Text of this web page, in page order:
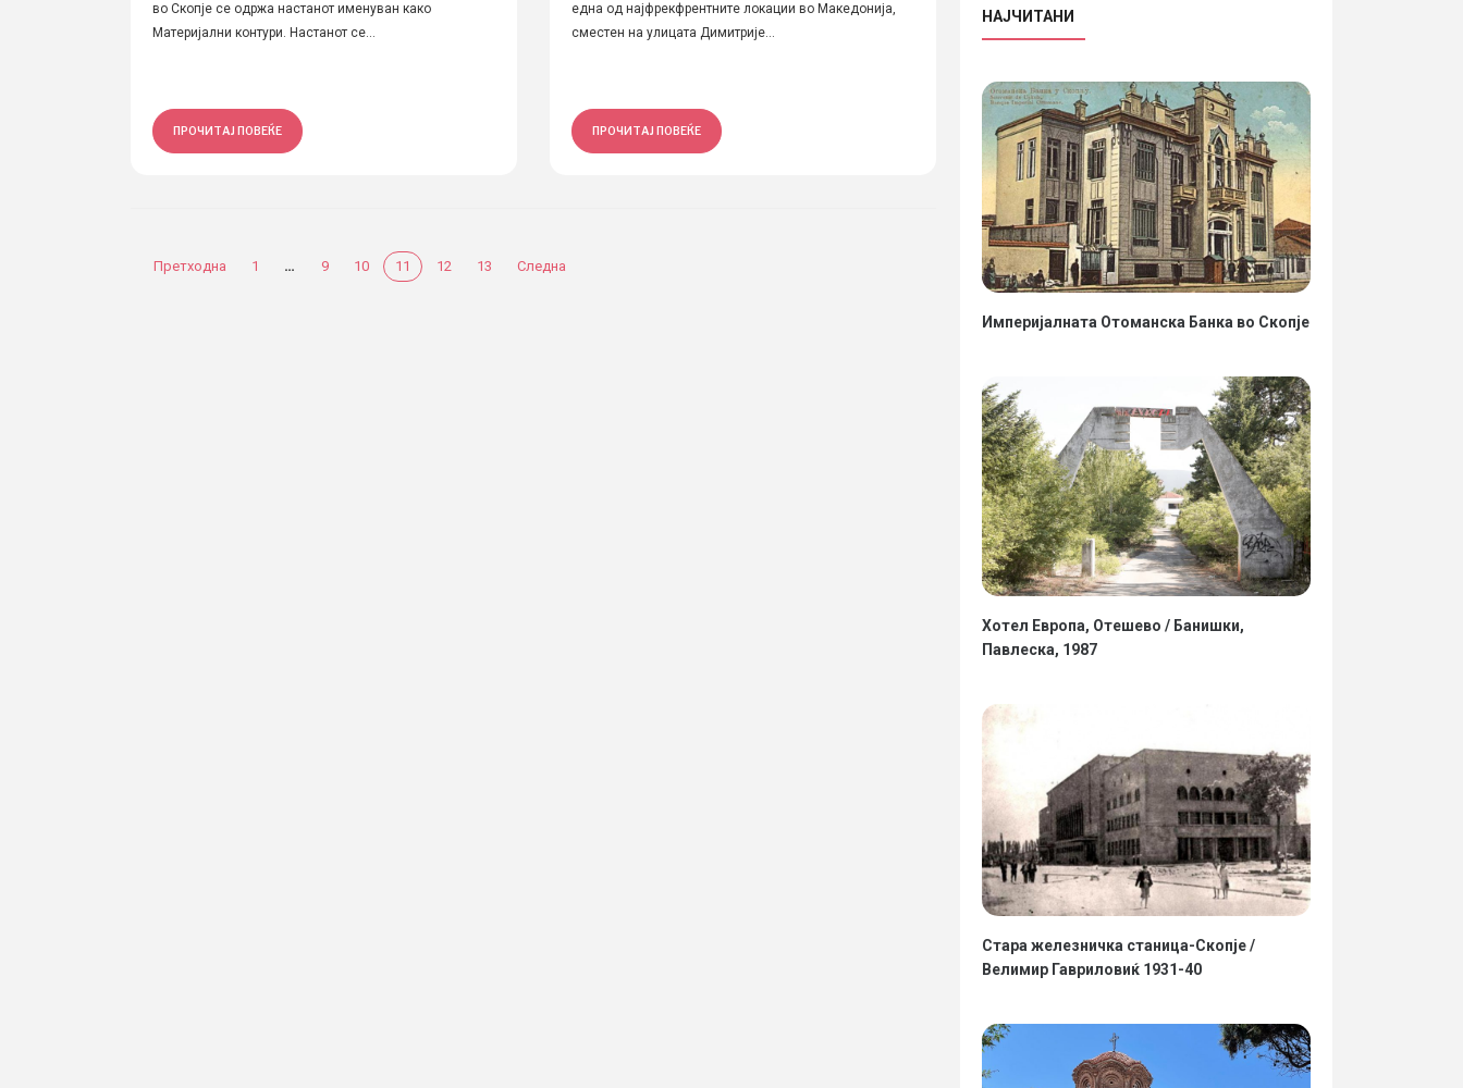
во Скопје се одржа настанот именуван како
Материјални контури. Настанот се...
ПРОЧИТАЈ ПОВЕЌЕ
една од најфрекфрентните локации во Македонија,
сместен на улицата Димитрије...
ПРОЧИТАЈ ПОВЕЌЕ
Претходна 1 … 9 10 11 12 13 Следна
НАЈЧИТАНИ
Империјалната Отоманска Банка во Скопје
Хотел Европа, Отешево / Банишки,
Павлеска, 1987
Стара железничка станица-Скопје /
Велимир Гавриловиќ 1931-40